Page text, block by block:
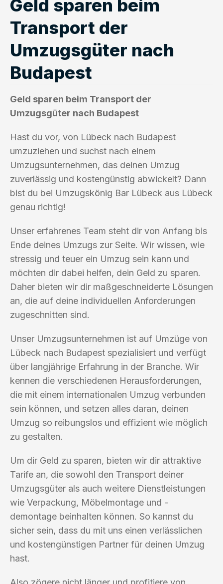
Geld sparen beim
Transport der
Umzugsgüter nach
Budapest
Geld sparen beim Transport der
Umzugsgüter nach Budapest
Hast du vor, von Lübeck nach Budapest
umzuziehen und suchst nach einem
Umzugsunternehmen, das deinen Umzug
zuverlässig und kostengünstig abwickelt? Dann
bist du bei Umzugskönig Bar Lübeck aus Lübeck
genau richtig!
Unser erfahrenes Team steht dir von Anfang bis
Ende deines Umzugs zur Seite. Wir wissen, wie
stressig und teuer ein Umzug sein kann und
möchten dir dabei helfen, dein Geld zu sparen.
Daher bieten wir dir maßgeschneiderte Lösungen
an, die auf deine individuellen Anforderungen
zugeschnitten sind.
Unser Umzugsunternehmen ist auf Umzüge von
Lübeck nach Budapest spezialisiert und verfügt
über langjährige Erfahrung in der Branche. Wir
kennen die verschiedenen Herausforderungen,
die mit einem internationalen Umzug verbunden
sein können, und setzen alles daran, deinen
Umzug so reibungslos und effizient wie möglich
zu gestalten.
Um dir Geld zu sparen, bieten wir dir attraktive
Tarife an, die sowohl den Transport deiner
Umzugsgüter als auch weitere Dienstleistungen
wie Verpackung, Möbelmontage und -
demontage beinhalten können. So kannst du
sicher sein, dass du mit uns einen verlässlichen
und kostengünstigen Partner für deinen Umzug
hast.